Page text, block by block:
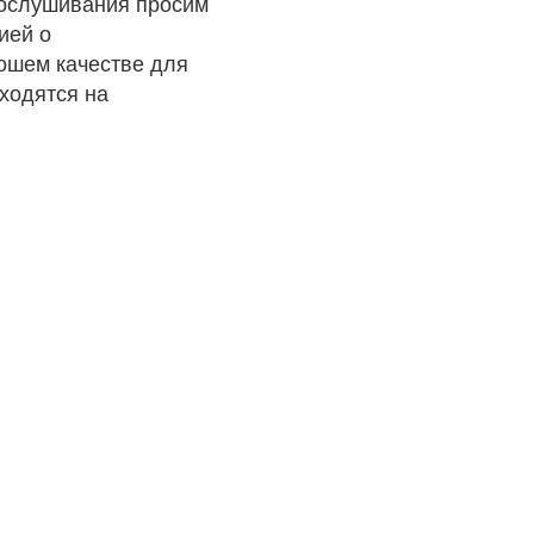
о
качестве для
на